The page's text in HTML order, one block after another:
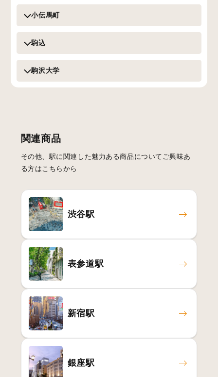
小伝馬町
駒込
駒沢大学
関連商品
その他、駅に関連した魅力ある商品についてご興味あ
る方はこちらから
渋谷駅
表参道駅
新宿駅
銀座駅